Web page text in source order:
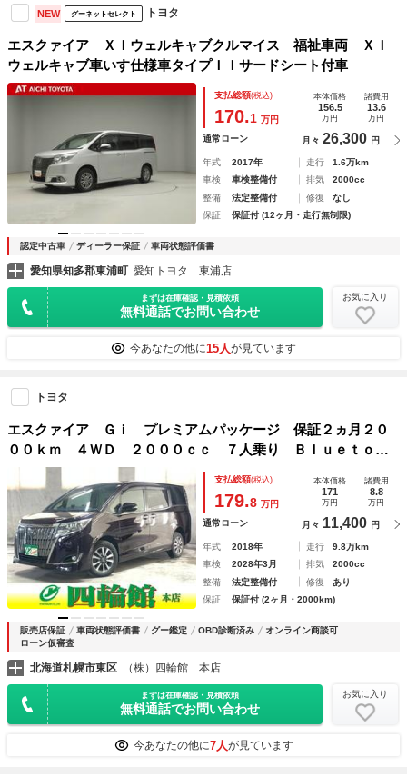
NEW グーネットセレクト トヨタ
エスクァイア ＸＩウェルキャブクルマイス 福祉車両 ＸＩ
ウェルキャブ車いす仕様車タイプＩＩサードシート付車
支払総額(税込)
170.1 万円
本体価格
156.5
万円
諸費用
13.6
万円
通常ローン 月々 26,300 円
年式 2017年 走行
1.6万km
車検
車検整備付 排気
2000cc
整備
法定整備付 修復
なし
保証
保証付 (12ヶ月・走行無制限)
認定中古車 ディーラー保証 車両状態評価書
愛知県知多郡東浦町 愛知トヨタ 東浦店
まずは在庫確認・見積依頼
無料通話でお問い合わせ
お気に入り
今あなたの他に15人が見ています
トヨタ
エスクァイア Ｇｉ プレミアムパッケージ 保証２ヵ月２０
００ｋｍ ４ＷＤ ２０００ｃｃ ７人乗り Ｂｌｕｅｔｏｏ
ｔｈ接続対応８インチフルセグナビ バックカメラ ＥＴＣ
純正エンジンスターター クルーズコントロール 両側電動ス
ライドドア
支払総額(税込)
179.8 万円
本体価格
171
万円
諸費用
8.8
万円
通常ローン 月々 11,400 円
年式 2018年 走行
9.8万km
車検
2028年3月 排気
2000cc
整備
法定整備付 修復
あり
保証
保証付 (2ヶ月・2000km)
販売店保証 車両状態評価書 グー鑑定 OBD診断済み
オンライン商談可
ローン仮審査
北海道札幌市東区 （株）四輪館 本店
まずは在庫確認・見積依頼
無料通話でお問い合わせ
お気に入り
今あなたの他に7人が見ています